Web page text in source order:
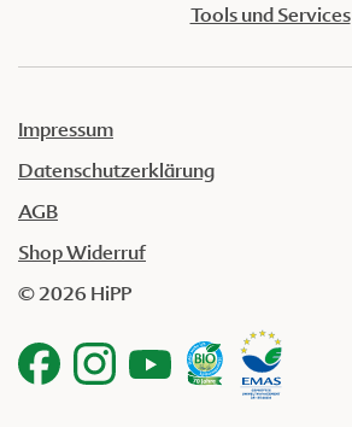
Tools und Services
Impressum
Datenschutzerklärung
AGB
Shop Widerruf
© 2026 HiPP